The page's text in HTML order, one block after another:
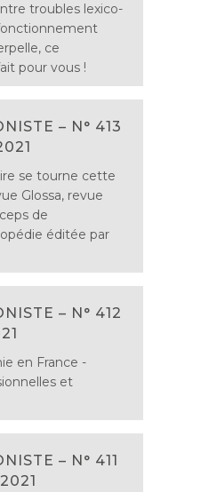
troubles lexico-
ce
pour vous !
– N° 413
se tourne cette
Glossa, revue
de
éditée par
– N° 412
en France -
et
– N° 411